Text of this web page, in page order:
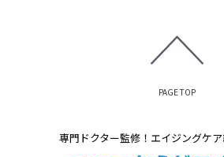
PAGE TOP
専門ドクター監修！エイジングケ